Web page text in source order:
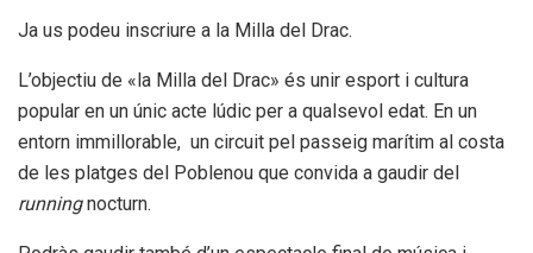
Ja us podeu inscriure a la Milla del Drac.
L’objectiu de «la Milla del Drac» és unir esport i cultura
popular en un únic acte lúdic per a qualsevol edat. En un
entorn immillorable, un circuit pel passeig marítim al costa
de les platges del Poblenou que convida a gaudir del
runningnocturn.